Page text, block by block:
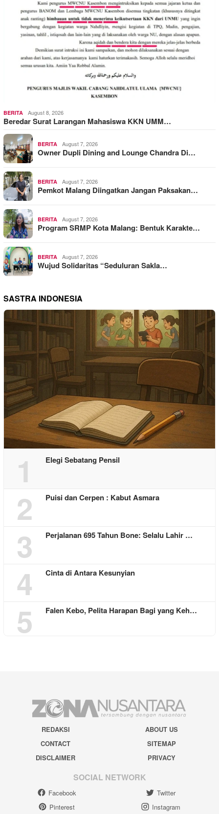
BERITA August 8, 2026
Beredar Surat Larangan Mahasiswa KKN UMM…
BERITA August 7, 2026
Owner Dupli Dining and Lounge Chandra Di…
BERITA August 7, 2026
Pemkot Malang Diingatkan Jangan Paksakan…
BERITA August 7, 2026
Program SRMP Kota Malang: Bentuk Karakte…
BERITA August 7, 2026
Wujud Solidaritas “Seduluran Sakla…
SASTRA INDONESIA
1 Elegi Sebatang Pensil
2 Puisi dan Cerpen : Kabut Asmara
3 Perjalanan 695 Tahun Bone: Selalu Lahir …
4 Cinta di Antara Kesunyian
5 Falen Kebo, Pelita Harapan Bagi yang Keh…
REDAKSI
ABOUT US
CONTACT
SITEMAP
DISCLAIMER
PRIVACY
SOCIAL NETWORK
Facebook
Twitter
Pinterest
Instagram